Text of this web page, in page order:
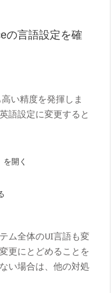
の言語設定を確
い精度を発揮しま
語設定に変更すると
開く
ム全体のUI言語も変
更にとどめることを
い場合は、他の対処